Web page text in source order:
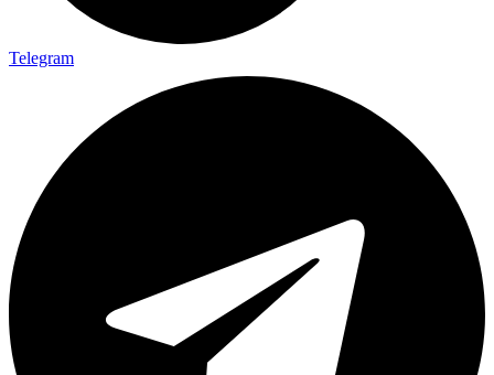
Telegram